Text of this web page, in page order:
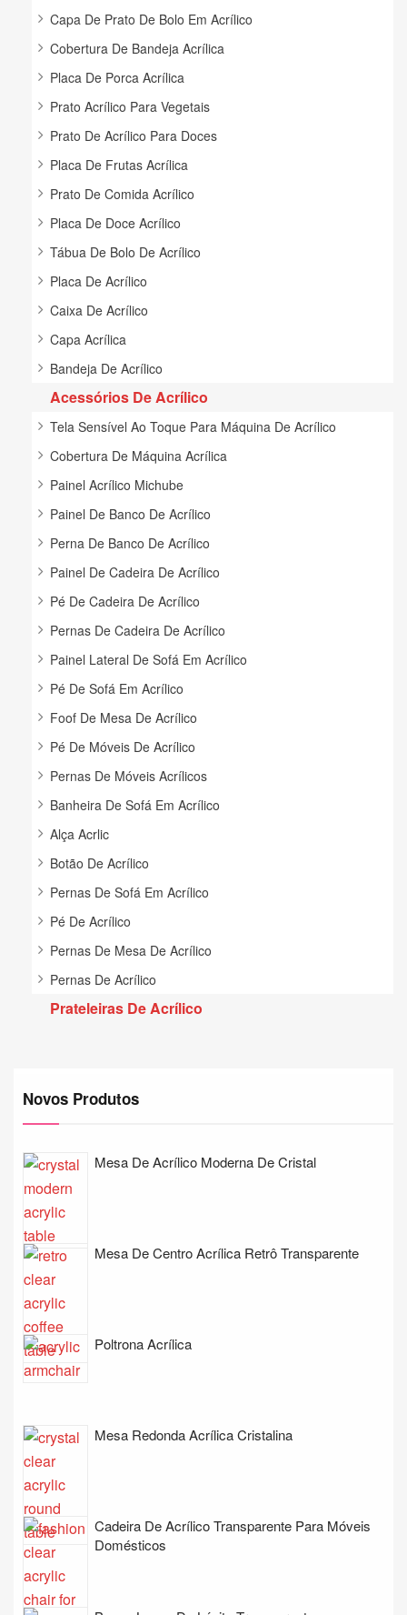
Capa De Prato De Bolo Em Acrílico
Cobertura De Bandeja Acrílica
Placa De Porca Acrílica
Prato Acrílico Para Vegetais
Prato De Acrílico Para Doces
Placa De Frutas Acrílica
Prato De Comida Acrílico
Placa De Doce Acrílico
Tábua De Bolo De Acrílico
Placa De Acrílico
Caixa De Acrílico
Capa Acrílica
Bandeja De Acrílico
Acessórios De Acrílico
Tela Sensível Ao Toque Para Máquina De Acrílico
Cobertura De Máquina Acrílica
Painel Acrílico Michube
Painel De Banco De Acrílico
Perna De Banco De Acrílico
Painel De Cadeira De Acrílico
Pé De Cadeira De Acrílico
Pernas De Cadeira De Acrílico
Painel Lateral De Sofá Em Acrílico
Pé De Sofá Em Acrílico
Foof De Mesa De Acrílico
Pé De Móveis De Acrílico
Pernas De Móveis Acrílicos
Banheira De Sofá Em Acrílico
Alça Acrlic
Botão De Acrílico
Pernas De Sofá Em Acrílico
Pé De Acrílico
Pernas De Mesa De Acrílico
Pernas De Acrílico
Prateleiras De Acrílico
Novos Produtos
Mesa De Acrílico Moderna De Cristal
Mesa De Centro Acrílica Retrô Transparente
Poltrona Acrílica
Mesa Redonda Acrílica Cristalina
Cadeira De Acrílico Transparente Para Móveis
Domésticos